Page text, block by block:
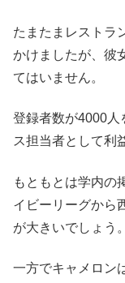
たまたまレストラ
かけましたが、彼
てはいません。
登録者数が4000人
ス担当者として利
もともとは学内の
イビーリーグから
が大きいでしょう。
一方でキャメロン